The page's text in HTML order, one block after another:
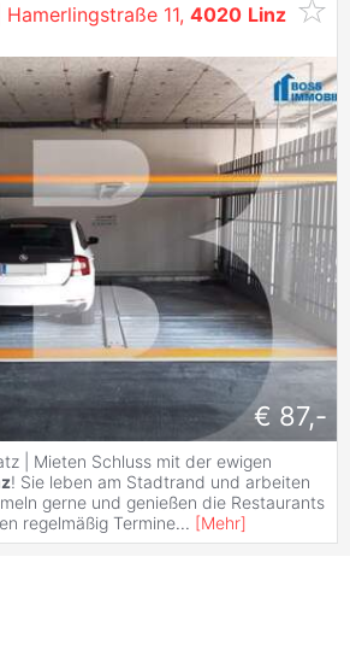
11, 4020 Linz
€ 87,-
| Mieten Schluss mit der ewigen
! Sie leben am Stadtrand und arbeiten
gerne und genießen die Restaurants
regelmäßig Termine... [Mehr]